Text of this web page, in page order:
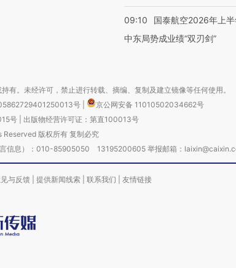
09:10
国泰航空2026年上
中东局势成业绩“双刃剑”
有。未经许可，禁止进行转载、摘编、复制及建立镜像等任何使用。
号
京公网安备 11010502034662号
号| 出版物经营许可证：第直100013号
版权所有 复制必究
言信息）：010-85905050 13195200605 举报邮箱：
与反馈 提供新闻线索 联系我们 友情链接